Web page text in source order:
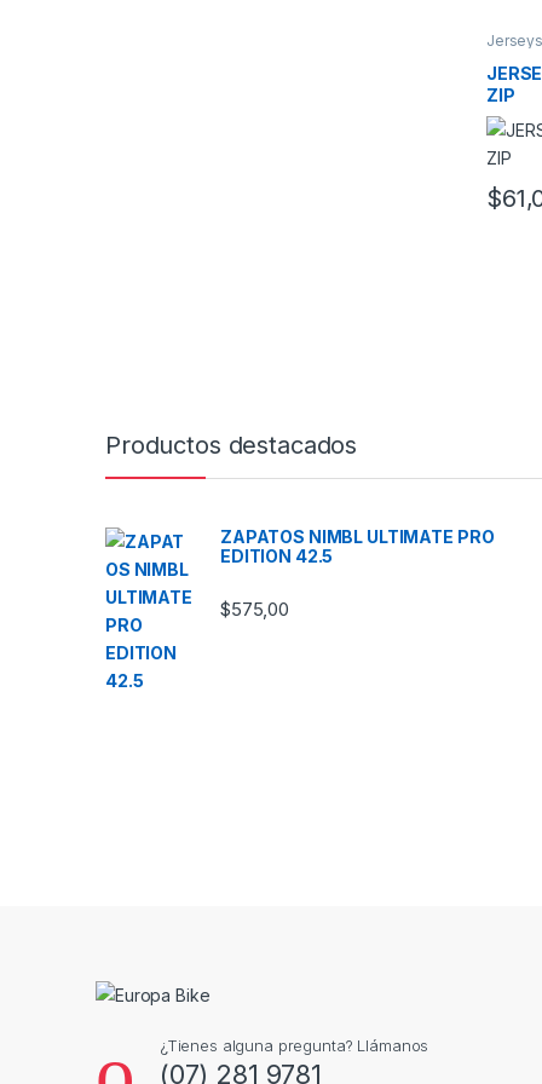
ZIP
$
Productos destacados
ZAPATOS NIMBL ULTIMATE PRO
EDITION 42.5
$575,00
¿Tienes alguna pregunta? Llámanos
(07) 281 9781